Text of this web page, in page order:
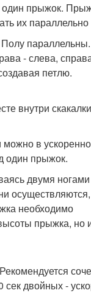
прыжок.
их параллельно
Полу
- слева,
петлю.
внутри
в
один прыжок.
двумя
осуществляются,
необходимо
прыжка, но
двойных -